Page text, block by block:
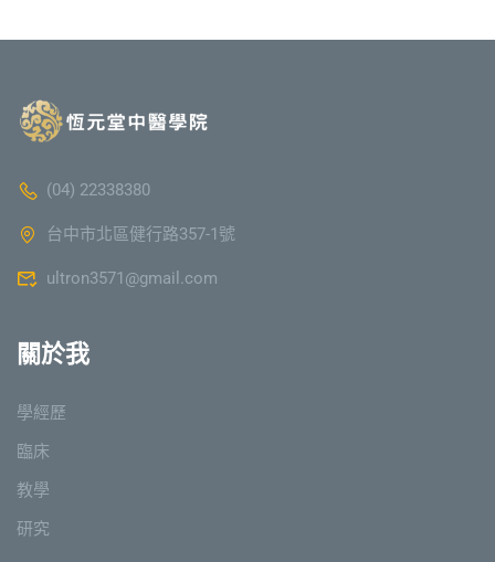
(04) 22338380
台中市北區健行路357-1號
ultron3571@gmail.com
關於我
學經歷
臨床
教學
研究